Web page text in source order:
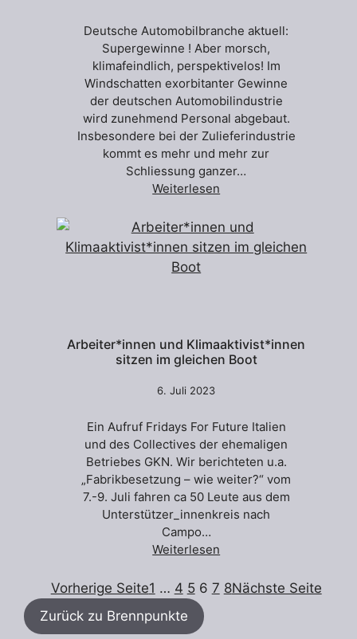
Deutsche Automobilbranche aktuell:
Supergewinne ! Aber morsch,
klimafeindlich, perspektivelos! Im
Windschatten exorbitanter Gewinne
der deutschen Automobilindustrie
wird zunehmend Personal abgebaut.
Insbesondere bei der Zulieferindustrie
kommt es mehr und mehr zur
Schliessung ganzer…
Weiterlesen
Arbeiter*innen und Klimaaktivist*innen
sitzen im gleichen Boot
6. Juli 2023
Ein Aufruf Fridays For Future Italien
und des Collectives der ehemaligen
Betriebes GKN. Wir berichteten u.a.
„Fabrikbesetzung – wie weiter?“ vom
7.-9. Juli fahren ca 50 Leute aus dem
Unterstützer_innenkreis nach
Campo…
Weiterlesen
Vorherige Seite1 … 4 5 6 7 8Nächste Seite
Zurück zu Brennpunkte